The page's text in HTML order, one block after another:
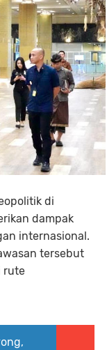
di
dampak
internasional.
tersebut
rute